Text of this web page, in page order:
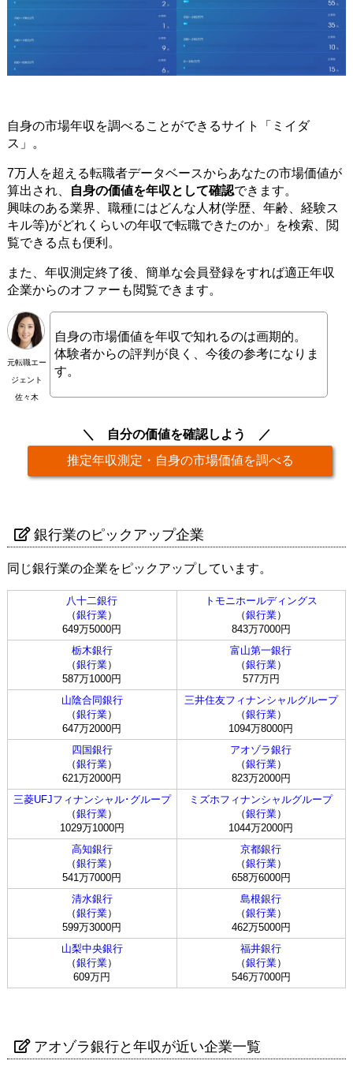
自身の市場年収を調べることができるサイト「ミイダ
ス」。
7万人を超える転職者データベースからあなたの市場価値が
算出され、
自身の価値を年収として確認できます。
興味のある業界、職種にはどんな人材(学歴、年齢、経験ス
キル等)がどれくらいの年収で転職できたのか」を検索、閲
覧できる点も便利。
また、年収測定終了後、簡単な会員登録をすれば適正年収
企業からのオファーも閲覧できます。
元転職エー
ジェント
佐々木
自身の市場価値を年収で知れるのは画期的。
体験者からの評判が良く、今後の参考になりま
す。
自分の価値を確認しよう
推定年収測定・自身の市場価値を調べる
銀行業のピックアップ企業
同じ銀行業の企業をピックアップしています。
八十二銀行
（銀行業）
649万5000円
トモニホールディングス
（銀行業）
843万7000円
栃木銀行
（銀行業）
587万1000円
富山第一銀行
（銀行業）
577万円
山陰合同銀行
（銀行業）
647万2000円
三井住友フィナンシャルグループ
（銀行業）
1094万8000円
四国銀行
（銀行業）
621万2000円
アオゾラ銀行
（銀行業）
823万2000円
三菱UFJフィナンシャル･グループ
（銀行業）
1029万1000円
ミズホフィナンシャルグループ
（銀行業）
1044万2000円
高知銀行
（銀行業）
541万7000円
京都銀行
（銀行業）
658万6000円
清水銀行
（銀行業）
599万3000円
島根銀行
（銀行業）
462万5000円
山梨中央銀行
（銀行業）
609万円
福井銀行
（銀行業）
546万7000円
アオゾラ銀行と年収が近い企業一覧